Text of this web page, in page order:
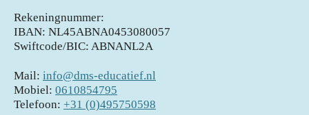
Rekeningnummer:
IBAN: NL45ABNA0453080057
Swiftcode/BIC: ABNANL2A
Mail: info@dms-educatief.nl
Mobiel: 0610854795
Telefoon: +31 (0)495750598